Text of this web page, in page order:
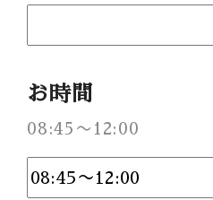
ギャラリー
アクセス
紹介キャンペーン
お時間
08:45〜12:00